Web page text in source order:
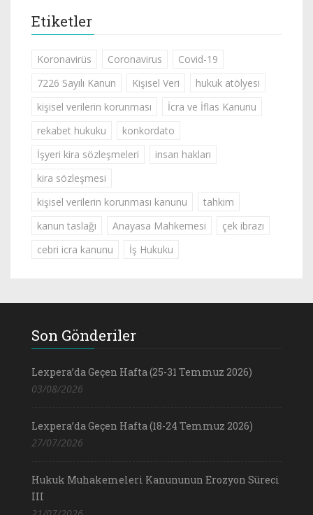
Etiketler
Koronavirüs Coronavirus
Covid-19
7226 Sayılı Kanun
Kişisel Veri
hukuk atölyesi
kişisel verilerin korunması
İcra ve İflas Kanunu
rekabet hukuku
konkordato
İşyeri kira sözleşmeleri
insan hakları
kira sözleşmesi
kişisel verilerin korunması kanunu
tahkim
kanun taslağı
Anayasa Mahkemesi
çek ibrazı
cebri icra kanunu
İş Hukuku
Son Gönderiler
Lexpera’da Geçen Hafta (25-31 Temmuz 2026)
03/08/2026
Lexpera’da Geçen Hafta (18-24 Temmuz 2026)
27/07/2026
Hukuk Muhakemeleri Kanununun Erozyon Süreci
III